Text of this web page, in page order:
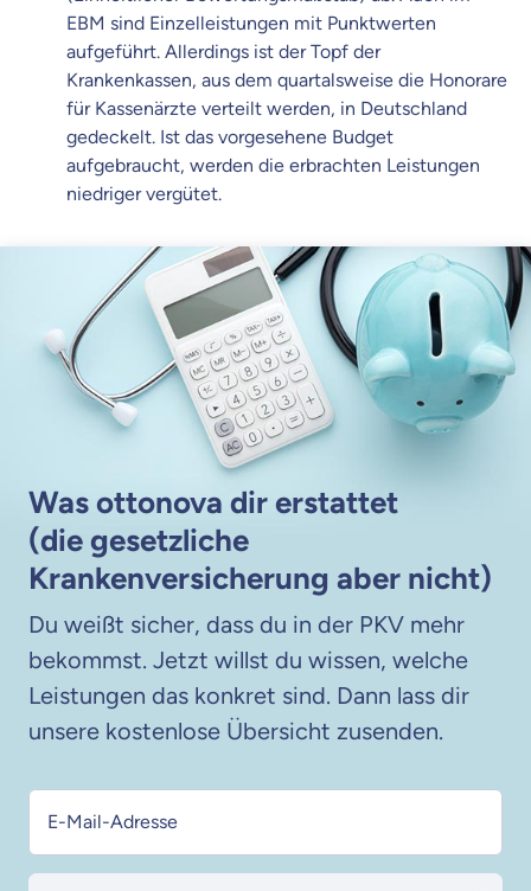
EBM sind Einzelleistungen mit Punktwerten
aufgeführt. Allerdings ist der Topf der
Krankenkassen, aus dem quartalsweise die Honorare
für Kassenärzte verteilt werden, in Deutschland
gedeckelt. Ist das vorgesehene Budget
aufgebraucht, werden die erbrachten Leistungen
niedriger vergütet.
Was ottonova dir erstattet
(die gesetzliche
Krankenversicherung aber nicht)
Du weißt sicher, dass du in der PKV mehr
bekommst. Jetzt willst du wissen, welche
Leistungen das konkret sind. Dann lass dir
unsere kostenlose Übersicht zusenden.
E-Mail-Adresse